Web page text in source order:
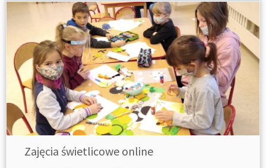
Zajęcia świetlicowe online